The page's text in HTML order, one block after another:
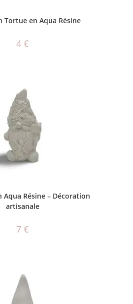
Tortue en Aqua Résine
4 €
Résine – Décoration
artisanale
7 €